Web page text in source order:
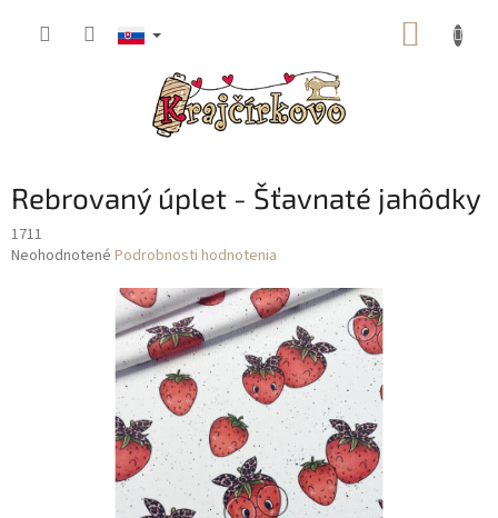
Rebrovaný úplet - Šťavnaté jahôdky
1711
Priemerné
Neohodnotené Podrobnosti hodnotenia